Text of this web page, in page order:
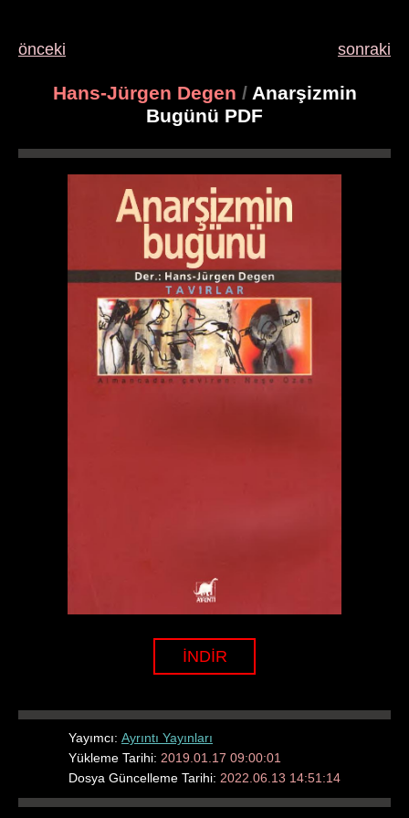
önceki sonraki
Hans-Jürgen Degen /Anarşizmin
Bugünü PDF
İNDİR
Yayımcı: Ayrıntı Yayınları
Yükleme Tarihi: 2019.01.17 09:00:01
Dosya Güncelleme Tarihi: 2022.06.13 14:51:14